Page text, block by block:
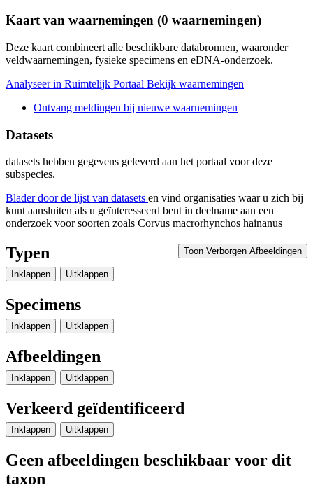
Kaart van waarnemingen (0 waarnemingen)
Deze kaart combineert alle beschikbare databronnen, waaronder
veldwaarnemingen, fysieke specimens en eDNA-onderzoek.
Analyseer in Ruimtelijk Portaal Bekijk waarnemingen
Ontvang meldingen bij nieuwe waarnemingen
Datasets
datasets hebben gegevens geleverd aan het portaal voor deze
subspecies.
Blader door de lijst van datasets en vind organisaties waar u zich bij
kunt aansluiten als u geïnteresseerd bent in deelname aan een
onderzoek voor soorten zoals Corvus macrorhynchos hainanus
Toon Verborgen Afbeeldingen
Typen
Inklappen Uitklappen
Specimens
Inklappen Uitklappen
Afbeeldingen
Inklappen Uitklappen
Verkeerd geïdentificeerd
Inklappen Uitklappen
Geen afbeeldingen beschikbaar voor dit
taxon